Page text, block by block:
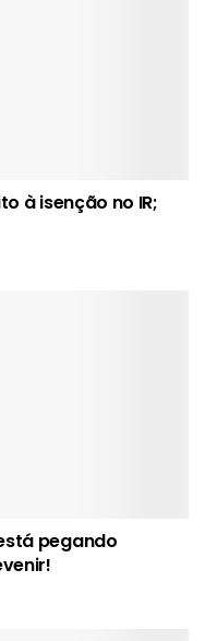
à isenção no IR;
pegando